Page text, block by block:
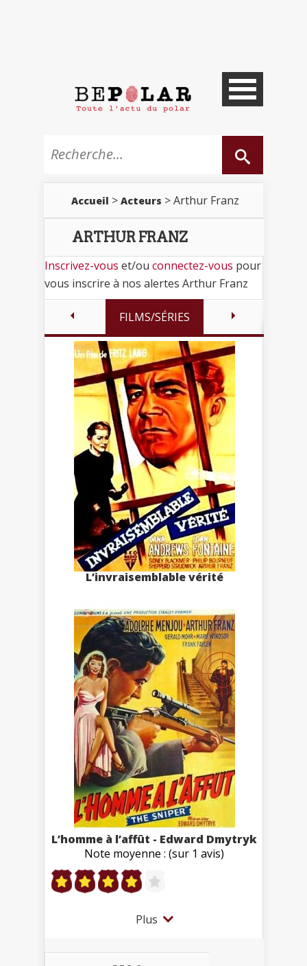
Accueil > Acteurs > Arthur Franz
ARTHUR FRANZ
Inscrivez-vous et/ou connectez-vous pour
vous inscrire à nos alertes Arthur Franz
FILMS/SÉRIES
L’invraisemblable vérité
L’homme à l’affût - Edward Dmytryk
Note moyenne : (sur 1 avis)
Plus